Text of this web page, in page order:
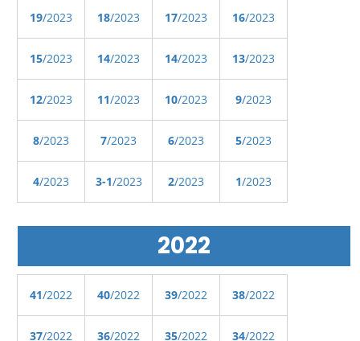
19/2023 18/2023 17/2023 16/2023
15/2023 14/2023 14/2023 13/2023
12/2023 11/2023 10/2023 9/2023
8/2023 7/2023 6/2023 5/2023
4/2023 3-1/2023 2/2023 1/2023
2022
41/2022 40/2022 39/2022 38/2022
37/2022 36/2022 35/2022 34/2022